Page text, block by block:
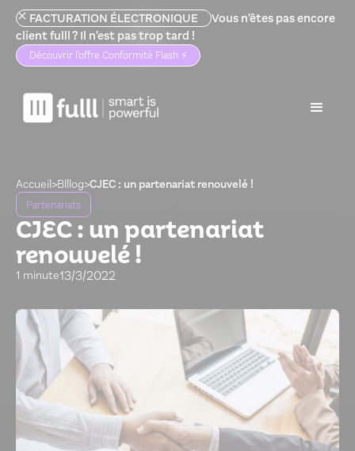
FACTURATION ÉLECTRONIQUE
Vous n'êtes pas encore
client fulll ? Il n'est pas trop tard !
Découvrir l'offre Conformité Flash ⚡️
Accueil>Blllog>CJEC : un partenariat renouvelé !
Partenariats
CJEC : un partenariat
renouvelé !
1 minute13/3/2022